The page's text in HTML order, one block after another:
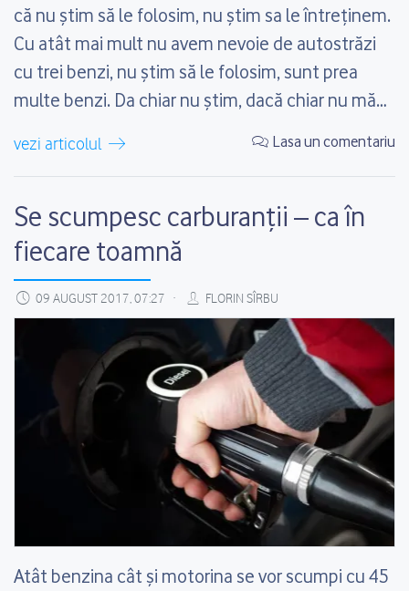
că nu știm să le folosim, nu știm sa le întreținem.
Cu atât mai mult nu avem nevoie de autostrăzi
cu trei benzi, nu știm să le folosim, sunt prea
multe benzi. Da chiar nu știm, dacă chiar nu mă
vezi articolul Lasa un comentariu
Se scumpesc carburanții – ca în
fiecare toamnă
09 AUGUST 2017, 07:27 FLORIN SÎRBU
Atât benzina cât și motorina se vor scumpi cu 45